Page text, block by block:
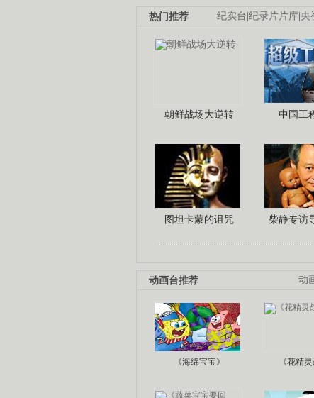
纪实台|纪录片片库|央
热门推荐
朝鲜战场大逆转 中国工
图坦卡蒙的诅咒 柴静专访
动
动画台推荐
《海绵宝宝》 《花精灵